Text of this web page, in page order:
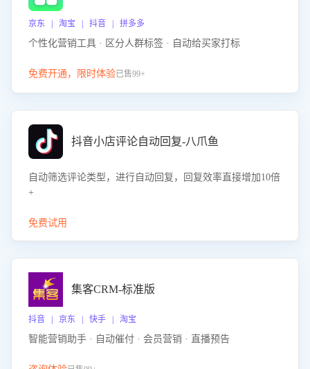
京东 | 淘宝 | 抖音 | 拼多多
个性化营销工具 · 区分人群标签 · 自动给买家打标
免费开通，限时体验已售99+
抖音小店评论自动回复-八爪鱼
自动筛选评论类型，进行自动回复，回复效率直接增加10倍
+
免费试用
集客CRM-标准版
抖音 | 京东 | 快手 | 淘宝
智能营销助手 · 自动催付 · 会员营销 · 直播预告